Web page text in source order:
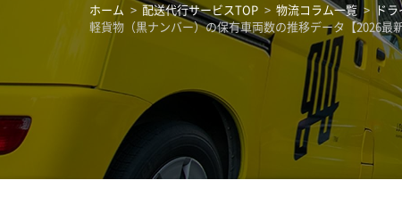
ホーム 配送代行サービスTOP 物流コラム一覧
ドラ
軽貨物（黒ナンバー）の保有車両数の推移データ【2026最